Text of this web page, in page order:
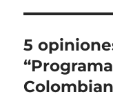
5